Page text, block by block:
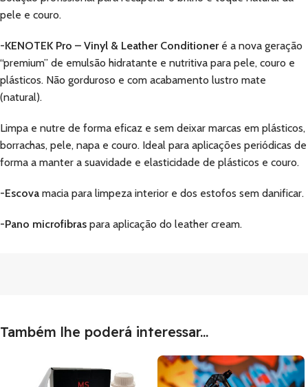
pele e couro.
-KENOTEK Pro – Vinyl & Leather Conditioneré a nova geração
“premium” de emulsão hidratante e nutritiva para pele, couro e
plásticos. Não gorduroso e com acabamento lustro mate
(natural).
Limpa e nutre de forma eficaz e sem deixar marcas em plásticos,
borrachas, pele, napa e couro. Ideal para aplicações periódicas de
forma a manter a suavidade e elasticidade de plásticos e couro.
-Escova macia para limpeza interior e dos estofos sem danificar.
-Pano microfibras para aplicação do leather cream.
Também lhe poderá interessar...